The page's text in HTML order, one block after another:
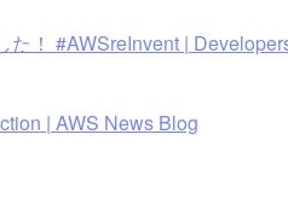
！ #AWSreInvent |
| AWS News Blog